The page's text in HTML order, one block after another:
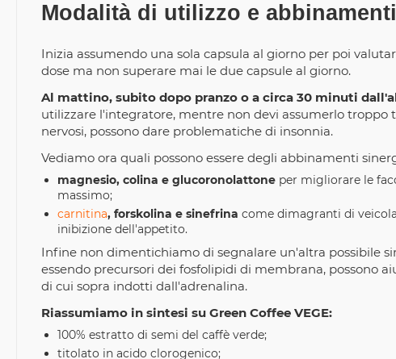
Modalità di utilizzo e
Inizia assumendo una sola capsula al giorno per poi
dose ma non superare mai le due capsule al giorno.
Al mattino, subito dopo pranzo o a circa 30 minuti
utilizzare l'integratore, mentre non devi assumerlo
nervosi, possono dare problematiche di insonnia.
Vediamo ora quali possono essere degli abbinamenti
magnesio, colina e glucoronolattone per migliorare le
massimo;
carnitina, forskolina e sinefrina come dimagranti di
inibizione dell'appetito.
Infine non dimentichiamo di segnalare un'altra possibile
essendo precursori dei fosfolipidi di membrana, possono
di cui sopra indotti dall'adrenalina.
Riassumiamo in sintesi su Green Coffee VEGE:
100% estratto di semi del caffè verde;
titolato in acido clorogenico;